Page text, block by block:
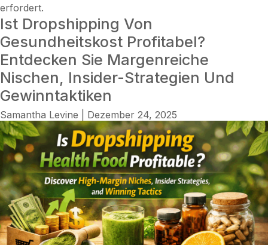
erfordert.
Ist Dropshipping Von
Gesundheitskost Profitabel?
Entdecken Sie Margenreiche
Nischen, Insider-Strategien Und
Gewinntaktiken
Samantha Levine Dezember 24, 2025